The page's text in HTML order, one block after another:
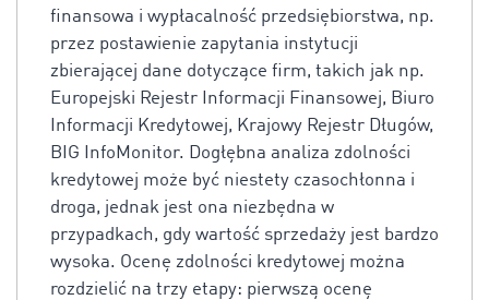
finansowa i wypłacalność przedsiębiorstwa, np.
przez postawienie zapytania instytucji
zbierającej dane dotyczące firm, takich jak np.
Europejski Rejestr Informacji Finansowej, Biuro
Informacji Kredytowej, Krajowy Rejestr Długów,
BIG InfoMonitor. Dogłębna analiza zdolności
kredytowej może być niestety czasochłonna i
droga, jednak jest ona niezbędna w
przypadkach, gdy wartość sprzedaży jest bardzo
wysoka. Ocenę zdolności kredytowej można
rozdzielić na trzy etapy: pierwszą ocenę